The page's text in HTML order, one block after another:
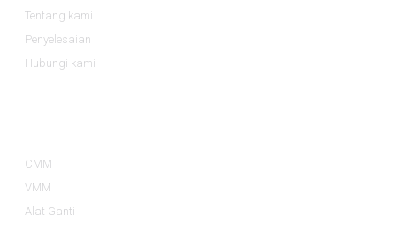
Tentang kami
Penyelesaian
Hubungi kami
CMM
VMM
Alat Ganti